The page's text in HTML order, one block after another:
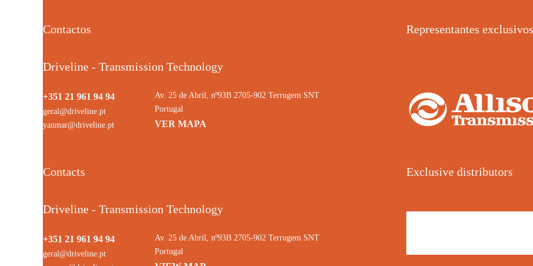
Contactos
Driveline - Transmission Technology
+351 21 961 94 94
geral@driveline.pt
yanmar@driveline.pt
Av. 25 de Abril, nº93B 2705-902 Terrugem SNT
Portugal
VER MAPA
Representantes exclusivos
Contacts
Driveline - Transmission Technology
+351 21 961 94 94
geral@driveline.pt
Av. 25 de Abril, nº93B 2705-902 Terrugem SNT
Portugal
Exclusive distributors